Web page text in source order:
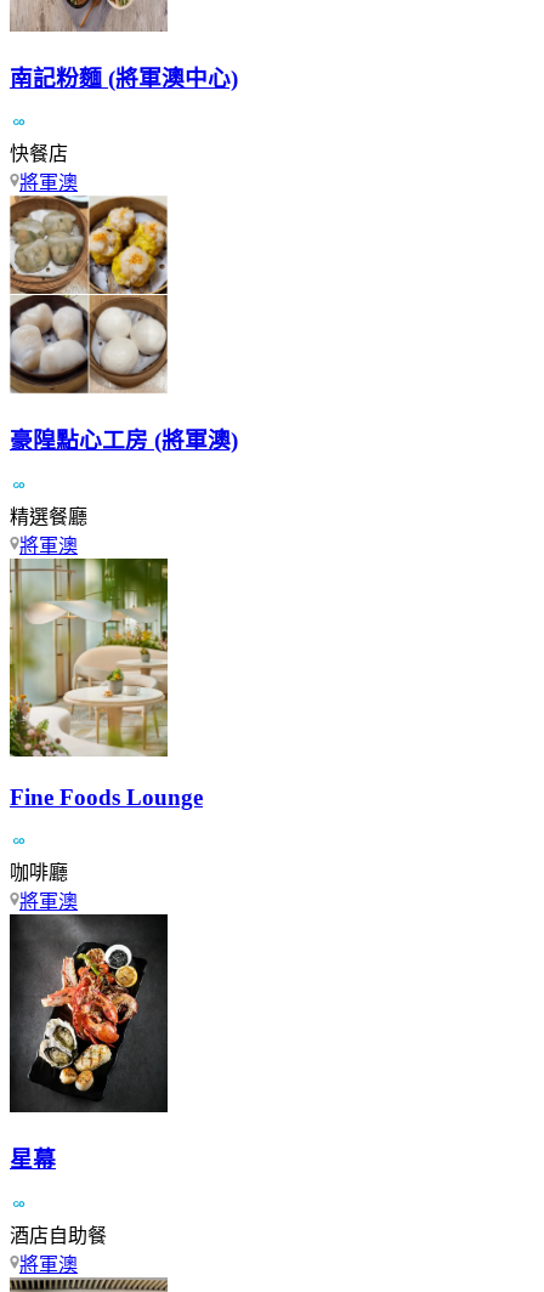
南記粉麵 (將軍澳中心)
快餐店
將軍澳
豪隍點心工房 (將軍澳)
精選餐廳
將軍澳
Fine Foods Lounge
咖啡廳
將軍澳
星幕
酒店自助餐
將軍澳